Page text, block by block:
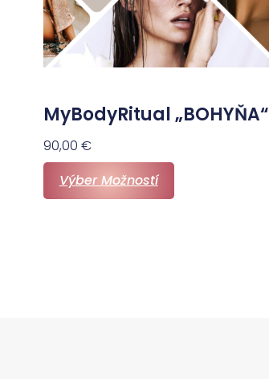
MyBodyRitual „BOHYŇA“
90,00 €
Výber Možností